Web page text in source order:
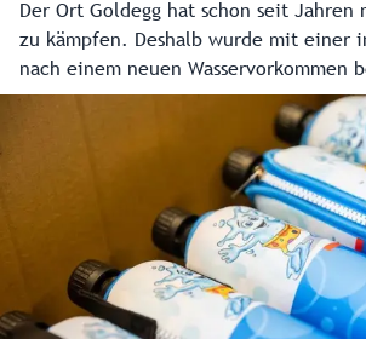
Der Ort Goldegg hat schon seit Jahren
zu kämpfen. Deshalb wurde mit einer
nach einem neuen Wasservorkommen
konnte nach Bohrungen an einem
Standort kürzlich sehr erfolgreich